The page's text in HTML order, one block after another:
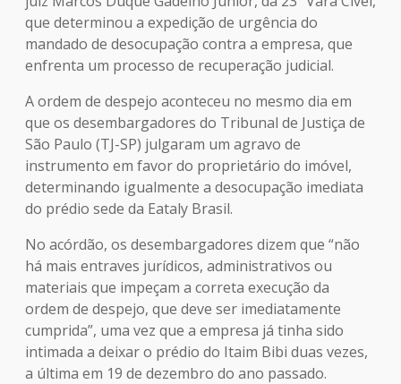
que determinou a expedição de urgência do
mandado de desocupação contra a empresa, que
enfrenta um processo de recuperação judicial.
A ordem de despejo aconteceu no mesmo dia em
que os desembargadores do Tribunal de Justiça de
São Paulo (TJ-SP) julgaram um agravo de
instrumento em favor do proprietário do imóvel,
determinando igualmente a desocupação imediata
do prédio sede da Eataly Brasil.
No acórdão, os desembargadores dizem que “não
há mais entraves jurídicos, administrativos ou
materiais que impeçam a correta execução da
ordem de despejo, que deve ser imediatamente
cumprida”, uma vez que a empresa já tinha sido
intimada a deixar o prédio do Itaim Bibi duas vezes,
a última em 19 de dezembro do ano passado.